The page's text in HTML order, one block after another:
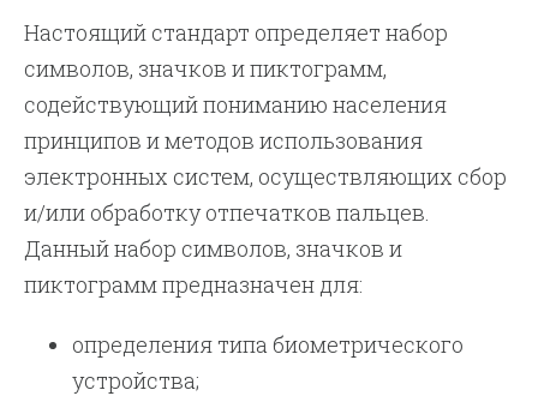
Настоящий стандарт определяет набор
символов, значков и пиктограмм,
содействующий пониманию населения
принципов и методов использования
электронных систем, осуществляющих сбор
и/или обработку отпечатков пальцев.
Данный набор символов, значков и
пиктограмм предназначен для:
определения типа биометрического
устройства;